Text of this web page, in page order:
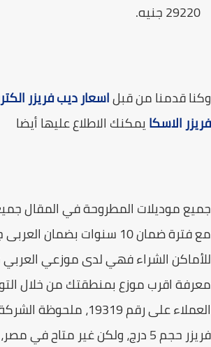
جنيه.
قدمنا من قبلاسعار ديب فريزر
الاسكايمكنك الاطلاع عليها أيضا
موديلات المطروحة في المقال
مع فترة ضمان 10 سنوات بضمان
الشراء فهي لدى موزعي العربي
اقرب موزع بمنطقتك من خلال
العملاء على رقم 19319،
فريزر حجم 5 درج، ولكن غير متاح في